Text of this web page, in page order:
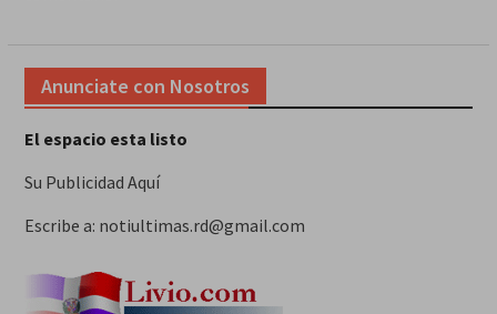
Anunciate con Nosotros
El espacio esta listo
Su Publicidad Aquí
Escribe a: notiultimas.rd@gmail.com